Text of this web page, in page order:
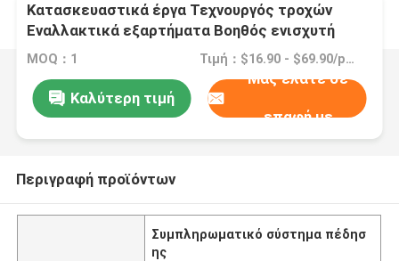
Κατασκευαστικά έργα Τεχνουργός τροχών
Εναλλακτικά εξαρτήματα Βοηθός ενισχυτή
φρένων 13C0590 Για Liugong
MOQ：1 Τιμή：$16.90 - $69.90/pieces
Καλύτερη τιμή
Μας ελάτε σε
επαφή με
Περιγραφή προϊόντων
Συμπληρωματικό σύστημα πέδησ
ης